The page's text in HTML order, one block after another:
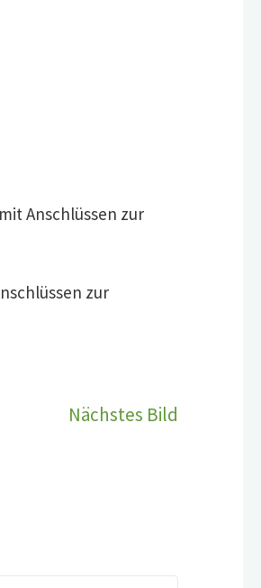
Anschlüssen zur
zur
Nächstes Bild